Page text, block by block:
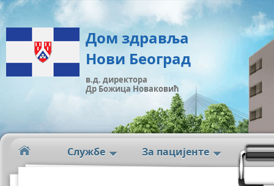
Дом здравља
Нови Београд
в.д. директора
Др Божица Новаковић
Службе За пацијенте